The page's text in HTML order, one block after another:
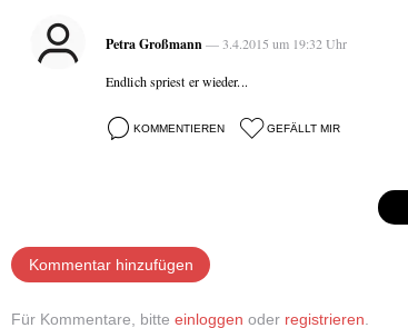
Petra Großmann— 3.4.2015 um 19:32 Uhr
Endlich spriest er wieder...
KOMMENTIEREN GEFÄLLT MIR
Kommentar hinzufügen
Für Kommentare, bitte einloggen oder registrieren